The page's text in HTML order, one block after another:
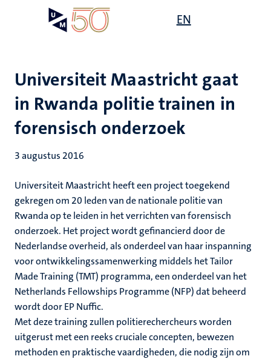
gaan
EN
Universiteit Maastricht gaat
in Rwanda politie trainen in
forensisch onderzoek
3 augustus 2016
Universiteit Maastricht heeft een project toegekend
gekregen om 20 leden van de nationale politie van
Rwanda op te leiden in het verrichten van forensisch
onderzoek. Het project wordt gefinancierd door de
Nederlandse overheid, als onderdeel van haar inspanning
voor ontwikkelingssamenwerking middels het Tailor
Made Training (TMT) programma, een onderdeel van het
Netherlands Fellowships Programme (NFP) dat beheerd
wordt door EP Nuffic.
Met deze training zullen politierechercheurs worden
uitgerust met een reeks cruciale concepten, bewezen
methoden en praktische vaardigheden, die nodig zijn om